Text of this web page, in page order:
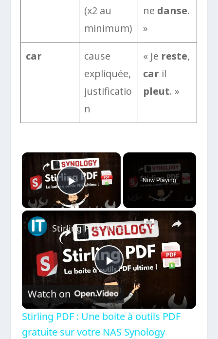
(x2 au
minimum)
ne danse.
»
car
cause
expliquée,
justificatio
n
« Je reste,
car il
pleut. »
×
Play Video
Now Playing
×
Play
Video
Stirling PDF : Une boite à outils PDF gratuite sur votre NAS Synology
Watch on
Stirling PDF : Une boite à outils PDF
gratuite sur votre NAS Synology